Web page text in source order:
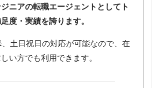
ニアの転職エージェントとしてト
度・実績を誇ります。
土日祝日の対応が可能なので、在
い方でも利用できます。